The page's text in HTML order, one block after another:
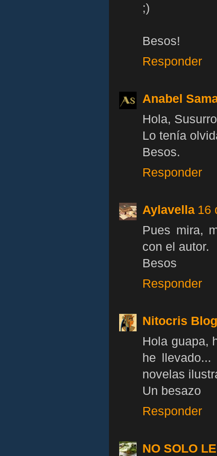
;)
Besos!
Responder
Anabel
Hola,
Lo tenía
Besos.
Responder
Aylavella 16
Pues mira,
con el autor.
Besos
Responder
Nitocris Blog
Hola guapa,
he
novelas
Un besazo
Responder
NO SOLO